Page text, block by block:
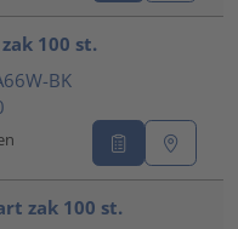
100 st.
BK
zak 100 st.